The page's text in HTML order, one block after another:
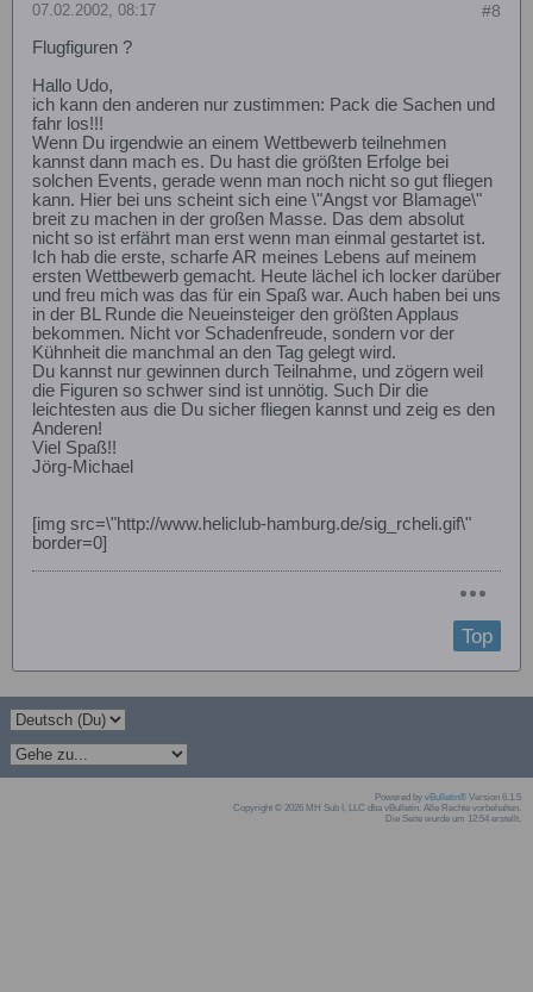
#8
07.02.2002, 08:17
Flugfiguren ?
Hallo Udo,
ich kann den anderen nur zustimmen: Pack die Sachen und
fahr los!!!
Wenn Du irgendwie an einem Wettbewerb teilnehmen
kannst dann mach es. Du hast die größten Erfolge bei
solchen Events, gerade wenn man noch nicht so gut fliegen
kann. Hier bei uns scheint sich eine \"Angst vor Blamage\"
breit zu machen in der großen Masse. Das dem absolut
nicht so ist erfährt man erst wenn man einmal gestartet ist.
Ich hab die erste, scharfe AR meines Lebens auf meinem
ersten Wettbewerb gemacht. Heute lächel ich locker darüber
und freu mich was das für ein Spaß war. Auch haben bei uns
in der BL Runde die Neueinsteiger den größten Applaus
bekommen. Nicht vor Schadenfreude, sondern vor der
Kühnheit die manchmal an den Tag gelegt wird.
Du kannst nur gewinnen durch Teilnahme, und zögern weil
die Figuren so schwer sind ist unnötig. Such Dir die
leichtesten aus die Du sicher fliegen kannst und zeig es den
Anderen!
Viel Spaß!!
Jörg-Michael
[img src=\"http://www.heliclub-hamburg.de/sig_rcheli.gif\"
border=0]
Top
Powered by vBulletin® Version 6.1.5
Copyright © 2026 MH Sub I, LLC dba vBulletin. Alle Rechte vorbehalten.
Die Seite wurde um 12:54 erstellt.